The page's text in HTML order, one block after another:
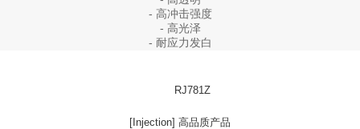
- 高冲击强度
- 高光泽
- 耐应力发白
RJ781Z
[Injection] 高品质产品